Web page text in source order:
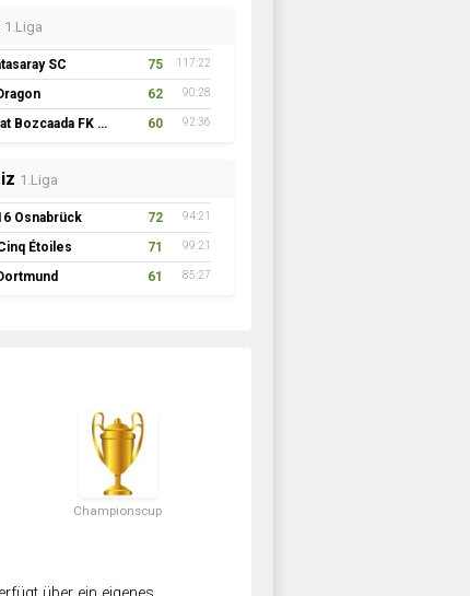
1.Liga
SC 75 117:22
62 90:28
İnşaat Bozcaada FK 1957 60 92:36
1.Liga
Osnabrück 72 94:21
Étoiles 71 99:21
61 85:27
Championscup